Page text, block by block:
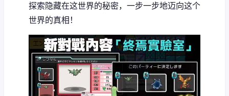
探索隐藏在这世界的秘密，一步一步地迈向这个
世界的真相！